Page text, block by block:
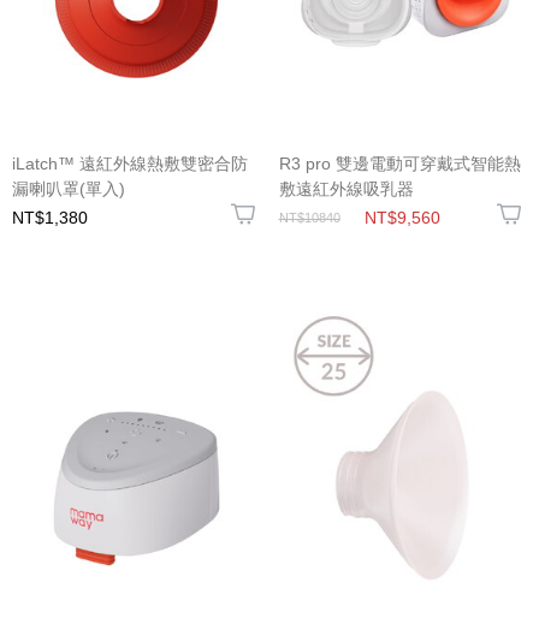
iLatch™ 遠紅外線熱敷雙密合防
漏喇叭罩(單入)
NT$1,380
R3 pro 雙邊電動可穿戴式智能熱
敷遠紅外線吸乳器
NT$10840 NT$9,560